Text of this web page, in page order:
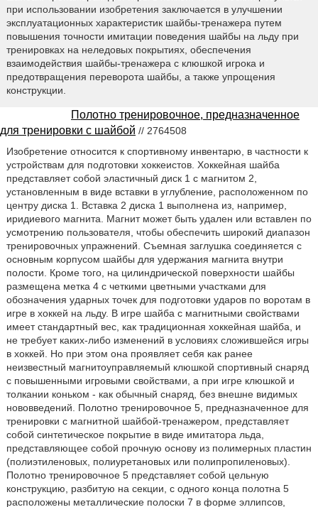
при использовании изобретения заключается в улучшении
эксплуатационных характеристик шайбы-тренажера путем
повышения точности имитации поведения шайбы на льду при
тренировках на неледовых покрытиях, обеспечения
взаимодействия шайбы-тренажера с клюшкой игрока и
предотвращения переворота шайбы, а также упрощения
конструкции.
Полотно тренировочное, предназначенное
для тренировки с шайбой // 2764508
Изобретение относится к спортивному инвентарю, в частности к
устройствам для подготовки хоккеистов. Хоккейная шайба
представляет собой эластичный диск 1 с магнитом 2,
установленным в виде вставки в углубление, расположенном по
центру диска 1. Вставка 2 диска 1 выполнена из, например,
иридиевого магнита. Магнит может быть удален или вставлен по
усмотрению пользователя, чтобы обеспечить широкий диапазон
тренировочных упражнений. Съемная заглушка соединяется с
основным корпусом шайбы для удержания магнита внутри
полости. Кроме того, на цилиндрической поверхности шайбы
размещена метка 4 с четкими цветными участками для
обозначения ударных точек для подготовки ударов по воротам в
игре в хоккей на льду. В игре шайба с магнитными свойствами
имеет стандартный вес, как традиционная хоккейная шайба, и
не требует каких-либо изменений в условиях сложившейся игры
в хоккей. Но при этом она проявляет себя как ранее
неизвестный магнитоуправляемый клюшкой спортивный снаряд
с повышенными игровыми свойствами, а при игре клюшкой и
толкании коньком - как обычный снаряд, без внешне видимых
нововведений. Полотно тренировочное 5, предназначенное для
тренировки с магнитной шайбой-тренажером, представляет
собой синтетическое покрытие в виде имитатора льда,
представляющее собой прочную основу из полимерных пластин
(полиэтиленовых, полиуретановых или полипропиленовых).
Полотно тренировочное 5 представляет собой цельную
конструкцию, разбитую на секции, с одного конца полотна 5
расположены металлические полоски 7 в форме эллипсов,